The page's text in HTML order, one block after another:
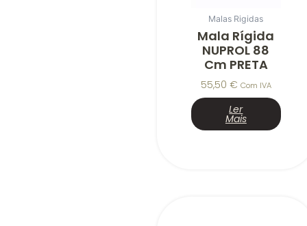
Malas Rigidas
Mala Rígida
NUPROL 88
Cm PRETA
55,50 € Com IVA
Ler
Mais